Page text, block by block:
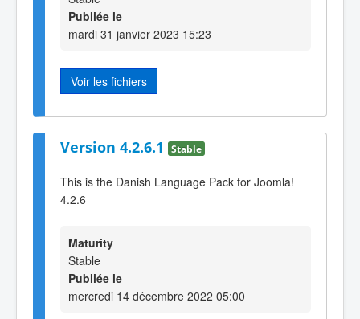
Publiée le
mardi 31 janvier 2023 15:23
Voir les fichiers
Version 4.2.6.1 Stable
This is the Danish Language Pack for Joomla!
4.2.6
Maturity
Stable
Publiée le
mercredi 14 décembre 2022 05:00